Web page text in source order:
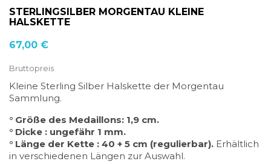
STERLINGSILBER MORGENTAU KLEINE
HALSKETTE
67,00 €
Bruttopreis
Kleine Sterling Silber Halskette der Morgentau
Sammlung.
° Größe des Medaillons: 1,9 cm.
° Dicke : ungefähr 1 mm.
° Länge der Kette : 40 + 5 cm (regulierbar). Erhältlich
in verschiedenen Längen zur Auswahl.